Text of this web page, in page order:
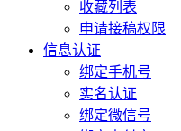
收藏列表
申请接稿权限
信息认证
绑定手机号
实名认证
绑定微信号